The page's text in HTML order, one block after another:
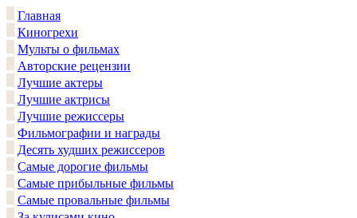
Главная
Киногрехи
Мульты о фильмах
Авторские рецензии
Лучшие актеры
Лучшие актрисы
Лучшие режиссеры
Фильмографии и награды
Десять худших режиссеров
Самые дорогие фильмы
Самые прибыльные фильмы
Самые провальные фильмы